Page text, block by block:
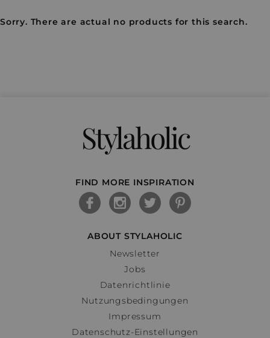
Sorry. There are actual no products for this search.
Stylaholic
FIND MORE INSPIRATION
ABOUT STYLAHOLIC
Newsletter
Jobs
Datenrichtlinie
Nutzungsbedingungen
Impressum
Datenschutz-Einstellungen